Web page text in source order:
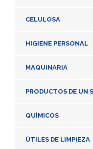
CELULOSA
HIGIENE PERSONAL
MAQUINARIA
PRODUCTOS DE UN
QUÍMICOS
ÚTILES DE LIMPIEZA